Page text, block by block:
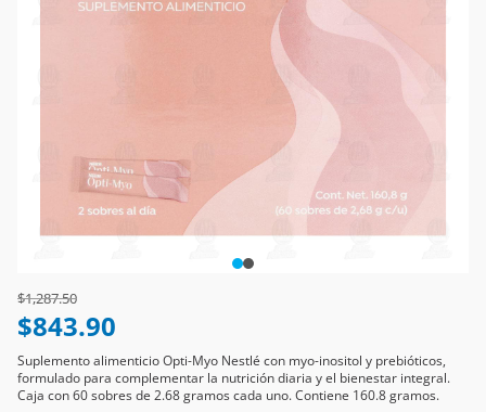
Price reduced from
$1,287.50to
$843.90
Suplemento alimenticio Opti-Myo Nestlé con myo-inositol y prebióticos,
formulado para complementar la nutrición diaria y el bienestar integral.
Caja con 60 sobres de 2.68 gramos cada uno. Contiene 160.8 gramos.